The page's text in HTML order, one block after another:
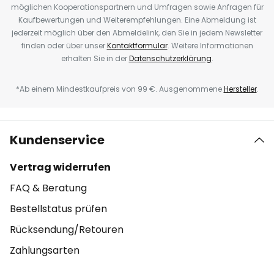
möglichen Kooperationspartnern und Umfragen sowie Anfragen für
Kaufbewertungen und Weiterempfehlungen. Eine Abmeldung ist
jederzeit möglich über den Abmeldelink, den Sie in jedem Newsletter
finden oder über unserKontaktformular. Weitere Informationen
erhalten Sie in derDatenschutzerklärung.
*Ab einem Mindestkaufpreis von 99 €. AusgenommeneHersteller.
Kundenservice
Vertrag widerrufen
FAQ & Beratung
Bestellstatus prüfen
Rücksendung/Retouren
Zahlungsarten